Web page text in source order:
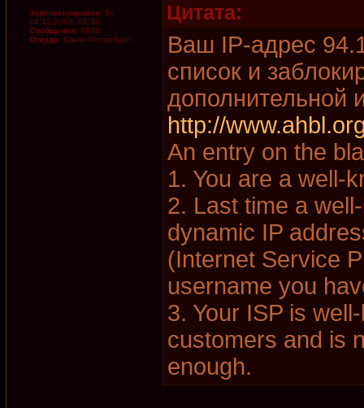
Зарегистрирован: Вс
14.12.2008, 01:30
Сообщения: 4996
Откуда: Санкт-Петербург
Цитата:
Ваш IP-адрес
список и
дополнительной
http://
An entry on the
1. You are a well-
2. Last time a
dynamic IP
(Internet Service
username you
3. Your ISP is
customers and is
enough.